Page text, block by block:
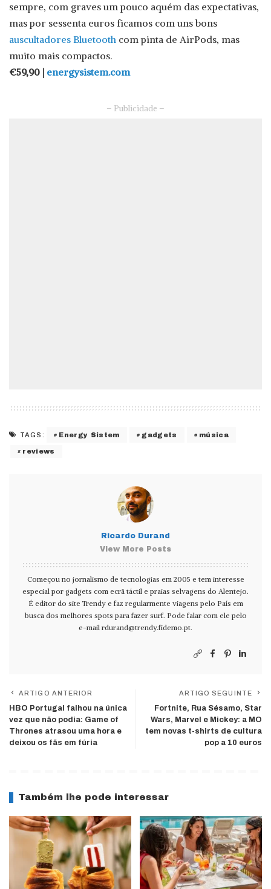
sempre, com graves um pouco aquém das expectativas,
mas por sessenta euros ficamos com uns bons
auscultadores Bluetooth com pinta de AirPods, mas
muito mais compactos.
€59,90 | energysistem.com
– Publicidade –
TAGS: Energy Sistem gadgets música
reviews
Ricardo Durand
View More Posts
Começou no jornalismo de tecnologias em 2005 e tem interesse
especial por gadgets com ecrã táctil e praias selvagens do Alentejo.
É editor do site Trendy e faz regularmente viagens pelo País em
busca dos melhores spots para fazer surf. Pode falar com ele pelo
e-mail rdurand@trendy.fidemo.pt.
ARTIGO ANTERIOR
HBO Portugal falhou na única
vez que não podia: Game of
Thrones atrasou uma hora e
deixou os fãs em fúria
ARTIGO SEGUINTE
Fortnite, Rua Sésamo, Star
Wars, Marvel e Mickey: a MO
tem novas t-shirts de cultura
pop a 10 euros
Também lhe pode interessar